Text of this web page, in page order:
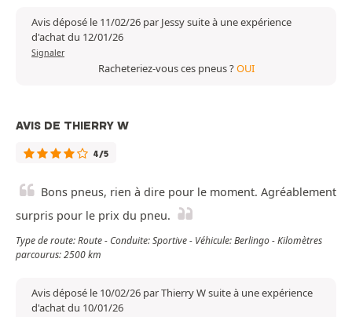
Avis déposé le 11/02/26 par Jessy suite à une expérience
d'achat du 12/01/26
Signaler
Racheteriez-vous ces pneus ?OUI
AVIS DE THIERRY W
4/5
Bons pneus, rien à dire pour le moment. Agréablement
surpris pour le prix du pneu.
Type de route: Route - Conduite: Sportive - Véhicule: Berlingo - Kilomètres
parcourus: 2500 km
Avis déposé le 10/02/26 par Thierry W suite à une expérience
d'achat du 10/01/26